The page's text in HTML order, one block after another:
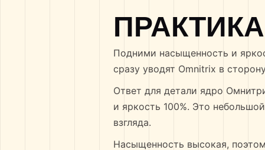
Подними насыщенность и
сразу уводят Omnitrix в
Ответ для детали ядро
и яркость 100%. Это
взгляда.
Насыщенность высокая,